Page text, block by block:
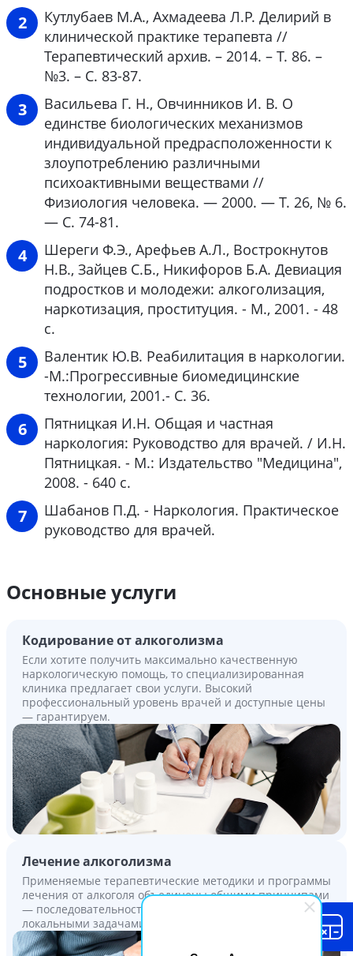
Кутлубаев М.А., Ахмадеева Л.Р. Делирий в
клинической практике терапевта //
Терапевтический архив. – 2014. – Т. 86. –
№3. – С. 83-87.
Васильева Г. Н., Овчинников И. В. О
единстве биологических механизмов
индивидуальной предрасположенности к
злоупотреблению различными
психоактивными веществами //
Физиология человека. — 2000. — Т. 26, № 6.
— С. 74-81.
Шереги Ф.Э., Арефьев А.Л., Вострокнутов
Н.В., Зайцев С.Б., Никифоров Б.А. Девиация
подростков и молодежи: алкоголизация,
наркотизация, проституция. - М., 2001. - 48
с.
Валентик Ю.В. Реабилитация в наркологии.
-М.:Прогрессивные биомедицинские
технологии, 2001.- С. 36.
Пятницкая И.Н. Общая и частная
наркология: Руководство для врачей. / И.Н.
Пятницкая. - М.: Издательство "Медицина",
2008. - 640 с.
Шабанов П.Д. - Наркология. Практическое
руководство для врачей.
Основные услуги
Кодирование от алкоголизма
Если хотите получить максимально качественную
наркологическую помощь, то специализированная
клиника предлагает свои услуги. Высокий
профессиональный уровень врачей и доступные цены
— гарантируем.
Лечение алкоголизма
Применяемые терапевтические методики и программы
лечения от алкоголя объединены общими принципами
— последовательностью, непрерывностью,
локальными задачами и пр.